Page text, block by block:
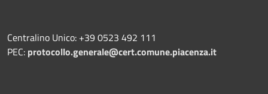
Centralino Unico: +39 0523 492 111
PEC: protocollo.generale@cert.comune.piacenza.it